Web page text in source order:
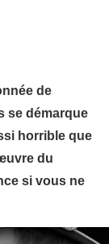
de
se démarque
horrible que
du
si vous ne